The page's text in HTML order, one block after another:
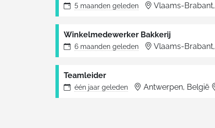
5 maanden geleden Vlaams-Brabant, België
Winkelmedewerker Bakkerij
6 maanden geleden Vlaams-Brabant, België
Teamleider
één jaar geleden Antwerpen, België